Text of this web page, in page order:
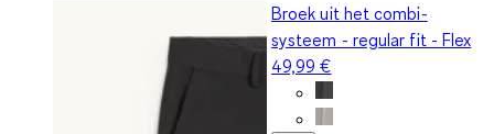
Broek uit het combi-
systeem - regular fit - Flex
49,99 €